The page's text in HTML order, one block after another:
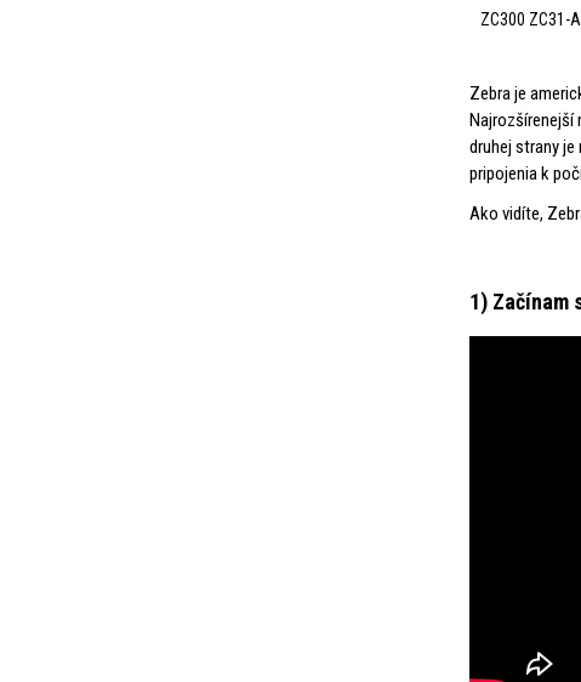
ZC300 ZC31-
Zebra je
Najrozšírenejší
druhej strany
pripojenia k
Ako vidíte,
1) Začínam